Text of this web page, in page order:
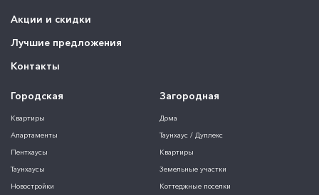
Акции и скидки
Лучшие предложения
Контакты
Городская
Квартиры
Апартаменты
Пентхаусы
Таунхаусы
Новостройки
Загородная
Дома
Таунхаус / Дуплекс
Квартиры
Земельные участки
Коттеджные поселки